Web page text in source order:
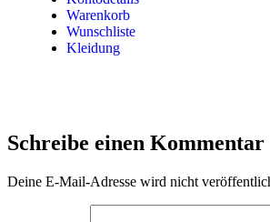
Warenkorb
Wunschliste
Kleidung
Schreibe einen Kommentar
Deine E-Mail-Adresse wird nicht